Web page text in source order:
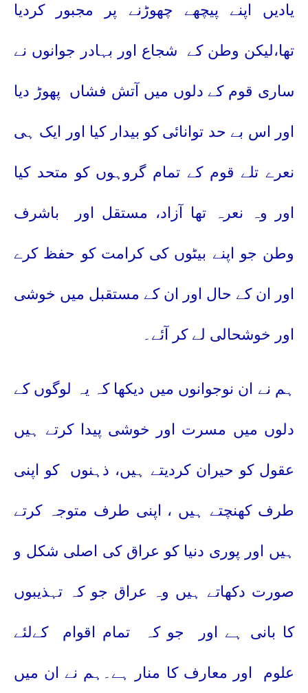
یادیں اپنے پیچھے چھوڑنے پر مجبور کردیا
تھا،لیکن وطن کے شجاع اور بہادر جوانوں نے
ساری قوم کے دلوں میں آتش فشاں پھوڑ دیا
اور اس بے حد توانائی کو بیدار کیا اور ایک ہی
نعرے تلے قوم کے تمام گروہوں کو متحد کیا
اور وہ نعرہ تھا آزاد، مستقل اور باشرف
وطن جو اپنے بیٹوں کی کرامت کو حفظ کرے
اور ان کے حال اور ان کے مستقبل میں خوشی
اور خوشحالی لے کر آئے۔
ہم نے ان نوجوانوں میں دیکھا کہ یہ لوگوں کے
دلوں میں مسرت اور خوشی پیدا کرتے ہیں
عقول کو حیران کردیتے ہیں، ذہنوں کو اپنی
طرف کھنچتے ہیں ، اپنی طرف متوجہ کرتے
ہیں اور پوری دنیا کو عراق کی اصلی شکل و
صورت دکھاتے ہیں وہ عراق جو کہ تہذیبوں
کا بانی ہے اور جو کہ تمام اقوام کےلئے
علوم اور معارف کا منار ہے۔ہم نے ان میں